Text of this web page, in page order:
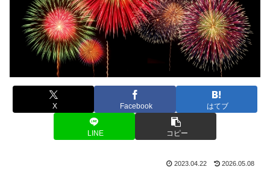
X Facebook はてブ
LINE コピー
2023.04.22 2026.05.08